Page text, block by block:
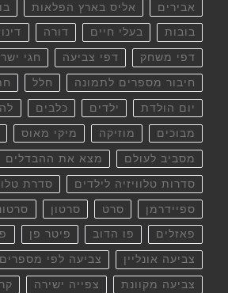
אבירים אליס בארץ הפלאות
בובות בעלי חיים דורה
דפי משחק דפי צביעה חגי
חיבור מספרים לתמונה חלל
יום הולדת ילדים כלבים
מבוכים מוזיקה מיקי מאוס
מסביב לעולם מצא את ההבדלים
סדרות טלוויזיה לילדים סדרת
ספיידרמן סרט סרטון
פאזלים פו הדוב פיטר פן
צביעה אונליין צביעה לפי מספרים
צביעה מקוונת צפייה ישירה